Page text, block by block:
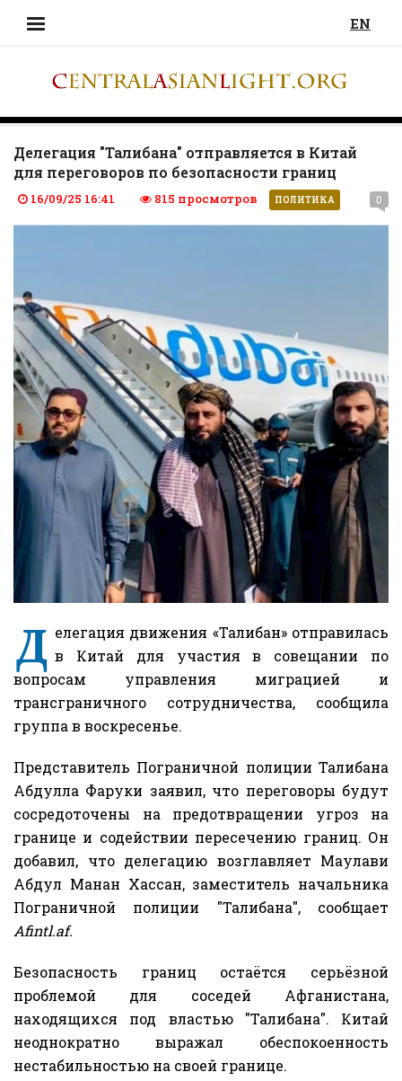
EN
Делегация "Талибана" отправляется в Китай
для переговоров по безопасности границ
16/09/25 16:41 815 просмотров ПОЛИТИКА 0
Д елегация движения «Талибан» отправилась
в Китай для участия в совещании по
вопросам управления миграцией и
трансграничного сотрудничества, сообщила
группа в воскресенье.
Представитель Пограничной полиции Талибана
Абдулла Фаруки заявил, что переговоры будут
сосредоточены на предотвращении угроз на
границе и содействии пересечению границ. Он
добавил, что делегацию возглавляет Маулави
Абдул Манан Хассан, заместитель начальника
Пограничной полиции "Талибана", сообщает
Afintl.af.
Безопасность границ остаётся серьёзной
проблемой для соседей Афганистана,
находящихся под властью "Талибана". Китай
неоднократно выражал обеспокоенность
нестабильностью на своей границе.